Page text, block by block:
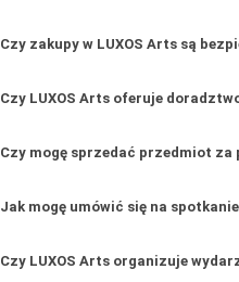
Czy zakupy w LUXOS Arts są
Czy LUXOS Arts oferuje
Czy mogę sprzedać przedmiot za
Jak mogę umówić się na
Czy LUXOS Arts organizuje